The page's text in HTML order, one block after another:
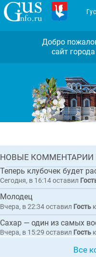
ГЛАВНАЯНОВОСТЬ
Задержан
коммерческой
обвинению в
набережной в
НОВЫЕ КОММЕНТАРИИ
Теперь клубочек будет
Сегодня, в 16:14оставил
Молодец
Вчера, в 22:34оставил Гость к
Вчера, в 15:29 оставил Гость к
Все
Добро
сайт